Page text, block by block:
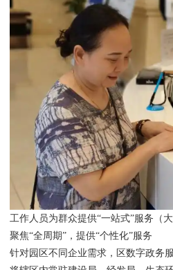
工作人员为群众提供“一站式”服务（
聚焦“全周期”，提供“个性化”服务
针对园区不同企业需求，区数字政务